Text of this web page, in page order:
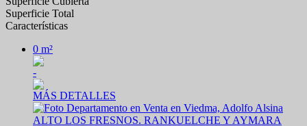
Superficie Total
Características
0 m²
-
MÁS DETALLES